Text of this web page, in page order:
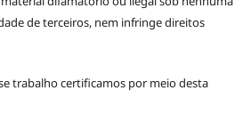
de terceiros, nem infringe direitos
trabalho certificamos por meio desta